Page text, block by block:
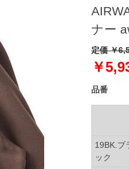
ナー
定価 ￥
￥
品番
19BK.ブ
ック